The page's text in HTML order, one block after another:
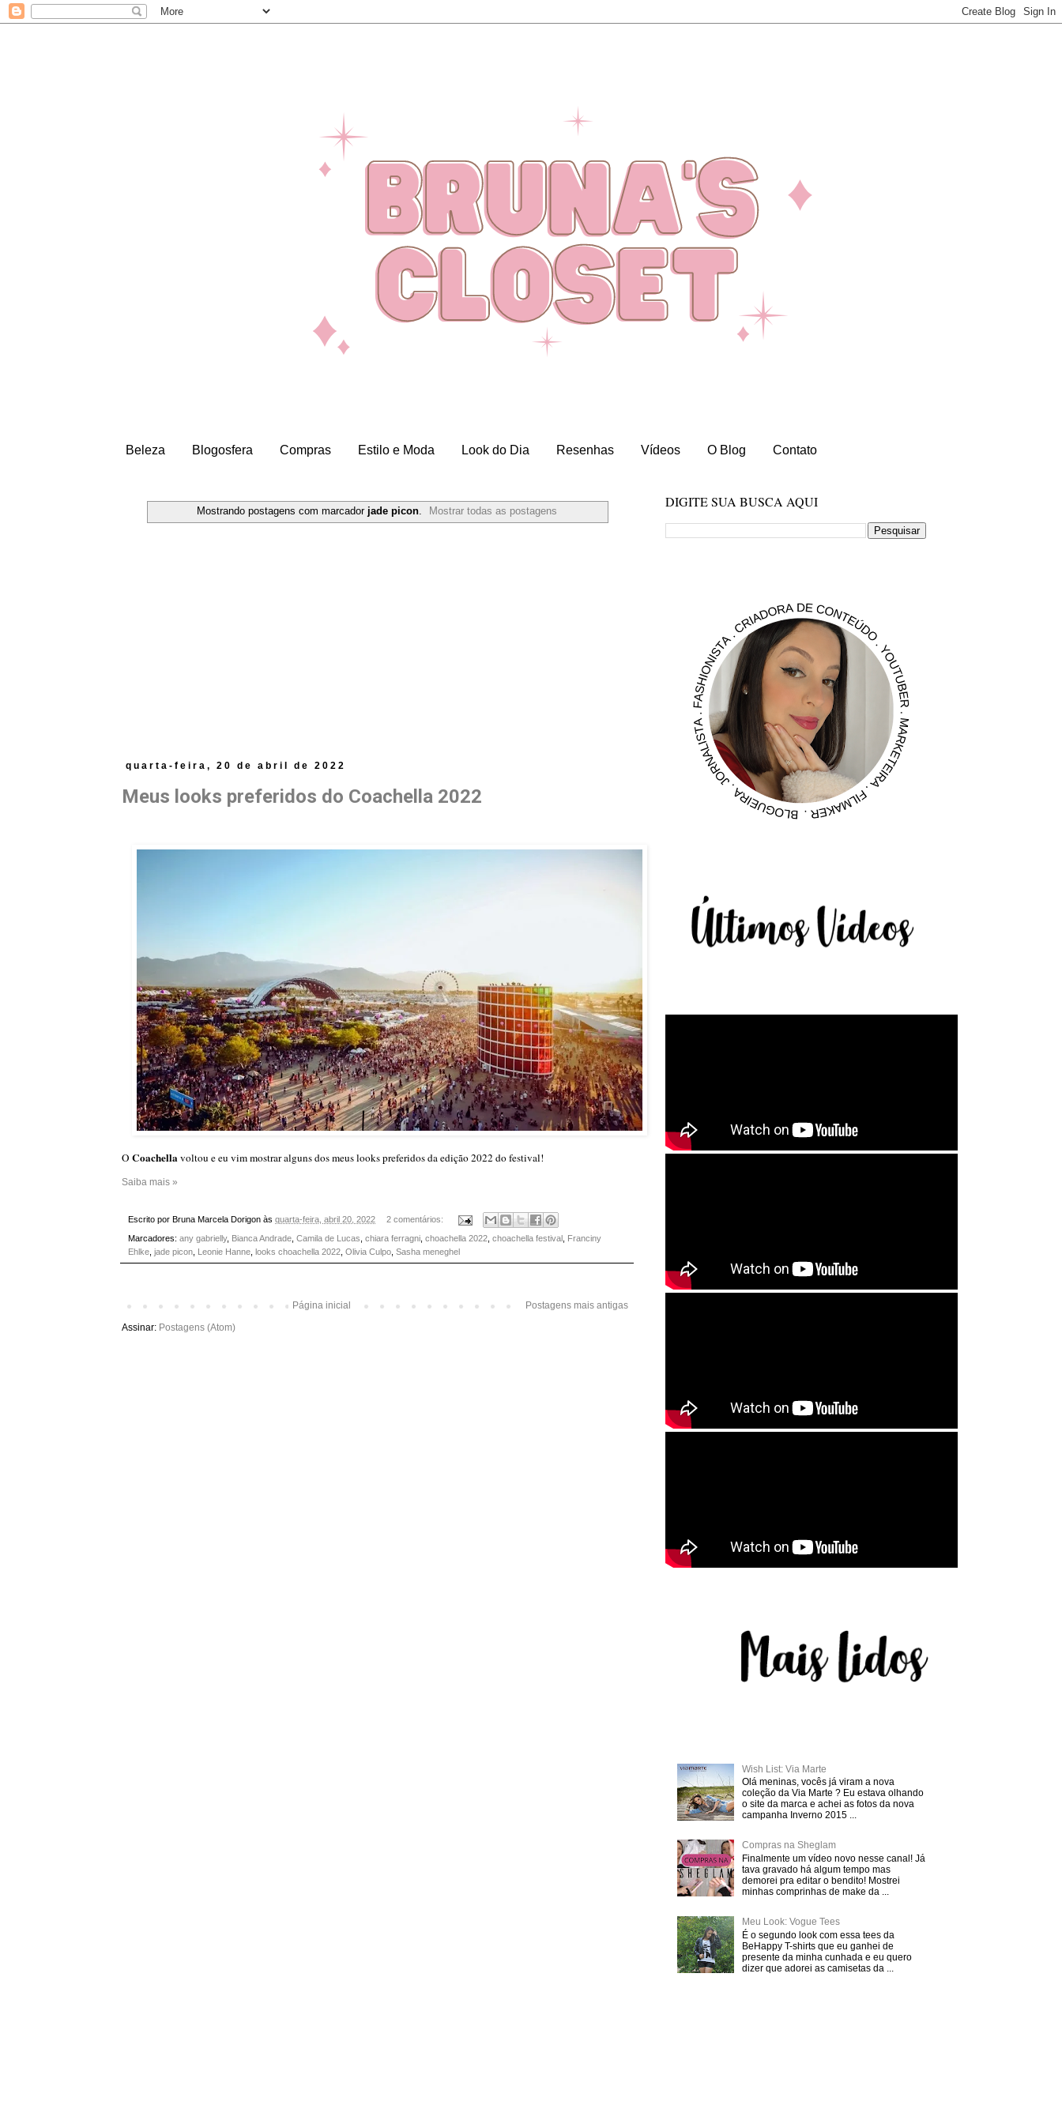
Beleza Blogosfera Compras Estilo e Moda Look do Dia Resenhas Vídeos O Blog Contato
Mostrando postagens com marcador jade picon. Mostrar todas as postagens
quarta-feira, 20 de abril de 2022
Meus looks preferidos do Coachella 2022
O Coachellavoltou e eu vim mostrar alguns dos meus looks preferidos da edição 2022 do festival!
Saiba mais »
Escrito por Bruna Marcela Dorigon às quarta-feira, abril 20, 2022 2 comentários:
Marcadores: any gabrielly, Bianca Andrade Camila de Lucas chiara ferragni choachella 2022 choachella festival
Franciny
Ehlke jade picon Leonie Hanne looks choachella 2022 Olivia Culpo Sasha meneghel
Postagens mais antigas
Página inicial
Assinar: Postagens (Atom)
DIGITE SUA BUSCA AQUI
Wish List: Via Marte
Olá meninas, vocês já viram a nova
coleção da Via Marte ? Eu estava olhando
o site da marca e achei as fotos da nova
campanha Inverno 2015 ...
Compras na Sheglam
Finalmente um vídeo novo nesse canal! Já
tava gravado há algum tempo mas
demorei pra editar o bendito! Mostrei
minhas comprinhas de make da ...
Meu Look: Vogue Tees
É o segundo look com essa tees da
BeHappy T-shirts que eu ganhei de
presente da minha cunhada e eu quero
dizer que adorei as camisetas da ...